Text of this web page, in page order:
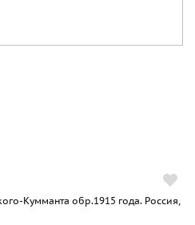
Кумманта обр.1915 года. Россия,